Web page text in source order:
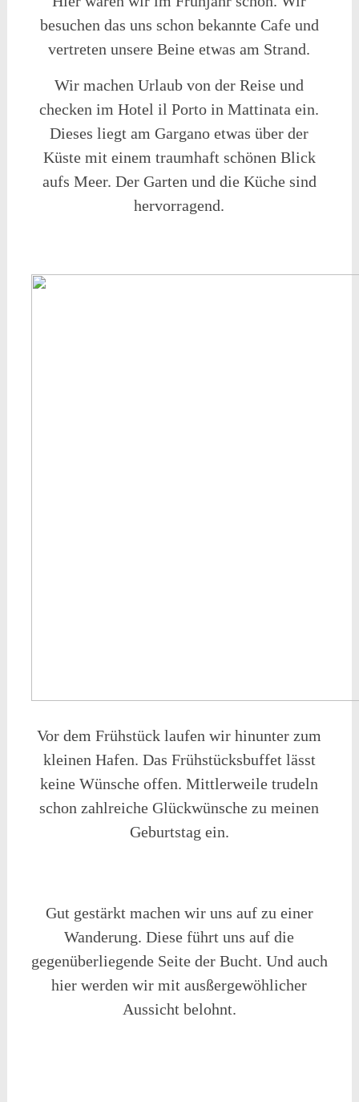
besuchen das uns schon bekannte Cafe und
vertreten unsere Beine etwas am Strand.
Wir machen Urlaub von der Reise und
checken im Hotel il Porto in Mattinata ein.
Dieses liegt am Gargano etwas über der
Küste mit einem traumhaft schönen Blick
aufs Meer. Der Garten und die Küche sind
hervorragend.
Vor dem Frühstück laufen wir hinunter zum
kleinen Hafen. Das Frühstücksbuffet lässt
keine Wünsche offen. Mittlerweile trudeln
schon zahlreiche Glückwünsche zu meinen
Geburtstag ein.
Gut gestärkt machen wir uns auf zu einer
Wanderung. Diese führt uns auf die
gegenüberliegende Seite der Bucht. Und auch
hier werden wir mit ausßergewöhlicher
Aussicht belohnt.